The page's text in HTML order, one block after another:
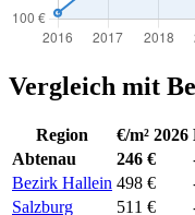
Vergleich mit
Region €/m² 2026
Abtenau
246 €
Bezirk Hallein 498 €
Salzburg
511 €